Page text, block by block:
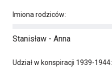
Imiona rodziców:
Stanisław - Anna
Udział w konspiracji 1939-1944: